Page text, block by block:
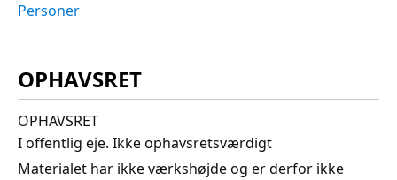
Personer
OPHAVSRET
OPHAVSRET
I offentlig eje. Ikke ophavsretsværdigt
Materialet har ikke værkshøjde og er derfor ikke